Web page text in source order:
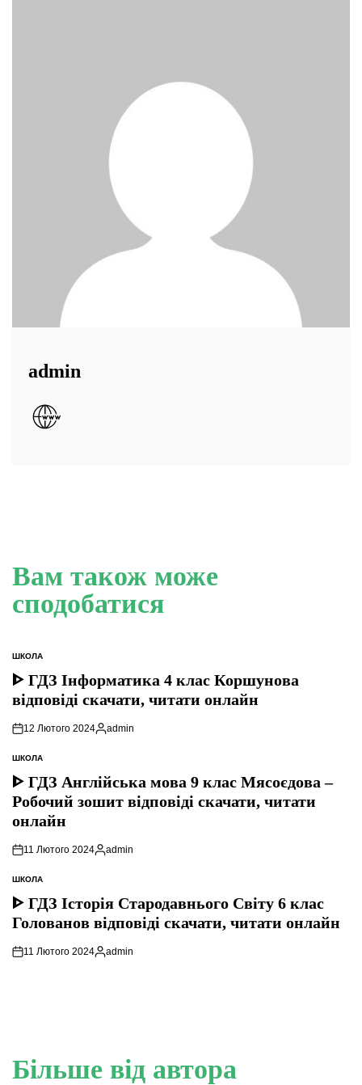
admin
Вам також може
сподобатися
ОПУБЛІКУВАТИ
У
ШКОЛА
ᐈ ГДЗ Інформатика 4 клас Коршунова
відповіді скачати, читати онлайн
12 Лютого 2024
Опубліковано
admin
ОПУБЛІКУВАТИ
У
ШКОЛА
ᐈ ГДЗ Англійська мова 9 клас Мясоєдова –
Робочий зошит відповіді скачати, читати
онлайн
11 Лютого 2024
Опубліковано
admin
ОПУБЛІКУВАТИ
У
ШКОЛА
ᐈ ГДЗ Історія Стародавнього Свiту 6 клас
Голованов відповіді скачати, читати онлайн
11 Лютого 2024
Опубліковано
admin
Більше від автора